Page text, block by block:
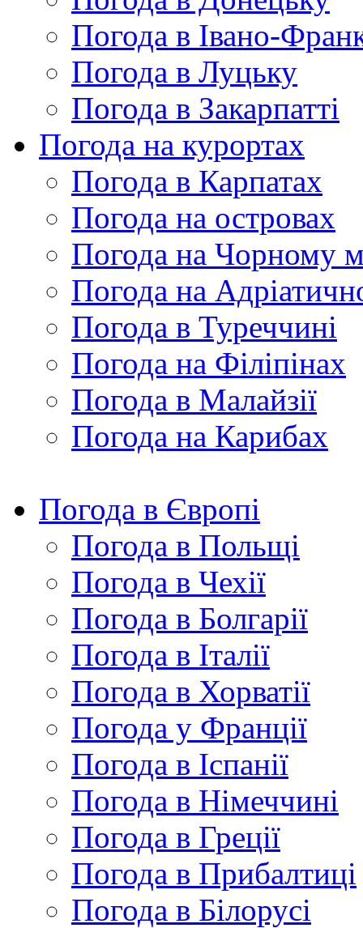
Погода в Івано-
Погода в Луцьку
Погода в Закарпатті
Погода на курортах
Погода в Карпатах
Погода на островах
Погода на Чорному
Погода на
Погода в Туреччині
Погода на Філіпінах
Погода в Малайзії
Погода на Карибах
Погода в Європі
Погода в Польщі
Погода в Чехії
Погода в Болгарії
Погода в Італії
Погода в Хорватії
Погода у Франції
Погода в Іспанії
Погода в Німеччині
Погода в Греції
Погода в Прибалтиці
Погода в Білорусі